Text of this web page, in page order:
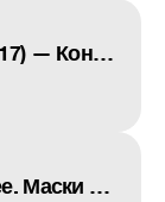
Чудо-женщина (2017) — Конец фильма (17/17)
Маски-шоу. Лучшее. Маски в парке